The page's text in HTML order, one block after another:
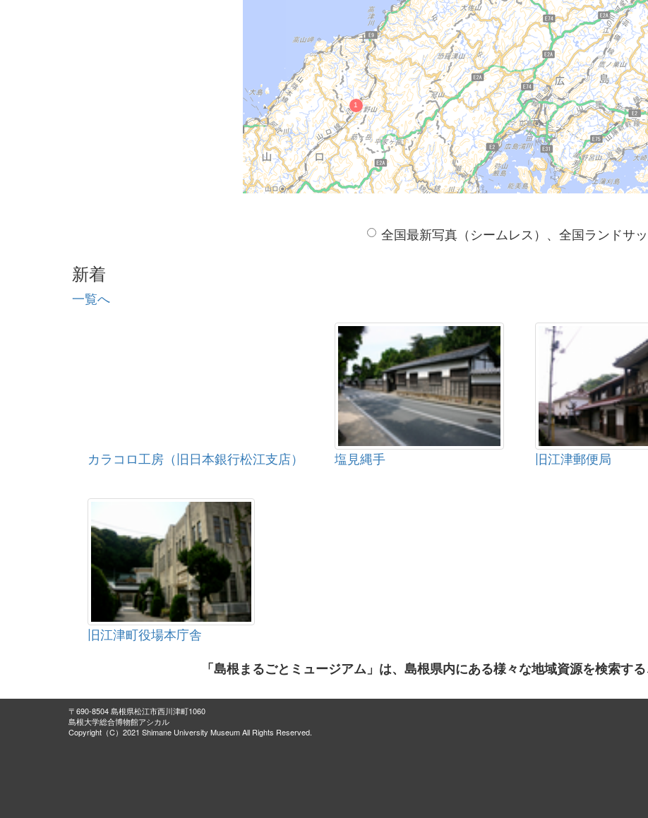
全国最新写真（シームレス）、全国ランドサ
新着
一覧へ
カラコロ工房（旧日本銀行松江支店） 塩見縄手 旧江津郵便局
旧江津町役場本庁舎
「島根まるごとミュージアム」は、島根県内にある様々な地域資源を検索する
〒690-8504 島根県松江市西川津町1060
島根大学総合博物館アシカル
Copyright（C）2021 Shimane University Museum All Rights Reserved.